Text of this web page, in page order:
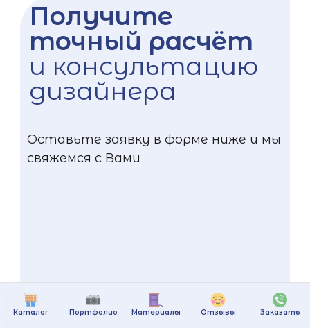
Каталог Портфолио Материалы Отзывы Заказать
Получите
точный расчёт
и консультацию
дизайнера
Оставьте заявку в форме ниже и мы
свяжемся с Вами